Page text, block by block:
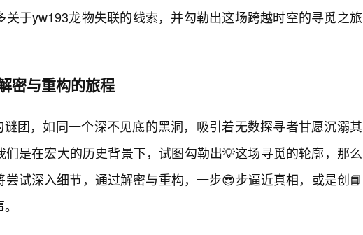
关于yw193龙物失联的线索，并勾勒出这场跨越时空的寻觅之旅
密与重构的旅程
团，如同一个深不见底的黑洞，吸引着无数探寻者甘愿沉溺其
们是在宏大的历史背景下，试图勾勒出💡这场寻觅的轮廓，那么
试深入细节，通过解密与重构，一步😎步逼近真相，或是创📘